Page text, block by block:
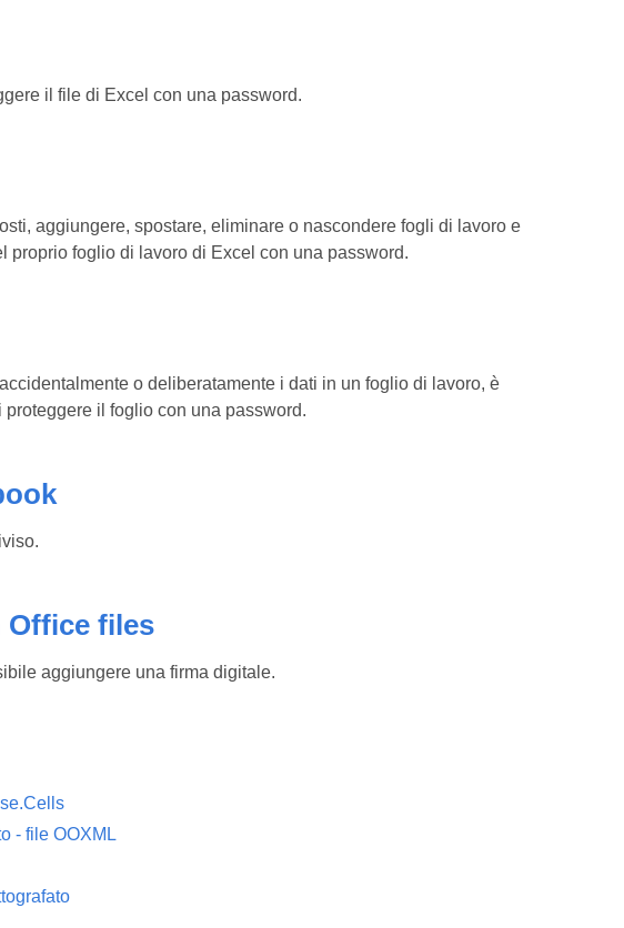
il file di Excel con una password.
aggiungere, spostare, eliminare o nascondere fogli di lavoro e
proprio foglio di lavoro di Excel con una password.
o deliberatamente i dati in un foglio di lavoro, è
il foglio con una password.
Office files
aggiungere una firma digitale.
- file OOXML